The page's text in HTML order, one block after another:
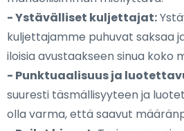
- Ystävälliset kuljettajat:
kuljettajamme puhuvat saksaa
iloisia avustaakseen sinua koko
- Punktuaalisuus ja
suuresti täsmällisyyteen ja
olla varma, että saavut